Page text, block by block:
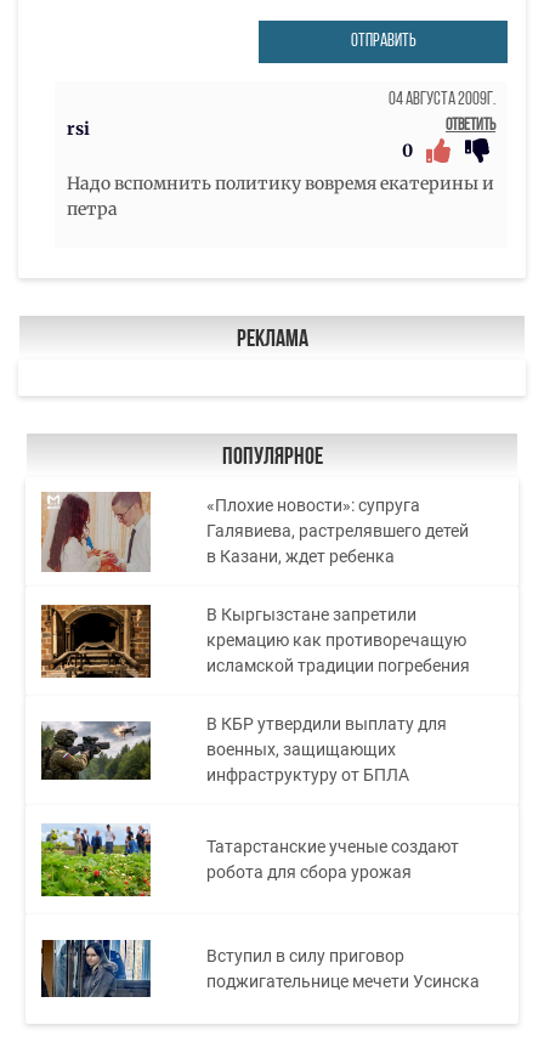
ОТПРАВИТЬ
rsi
04 Августа 2009г.
Ответить
0
Надо вспомнить политику вовремя екатерины и
петра
Реклама
Популярное
«Плохие новости»: супруга
Галявиева, растрелявшего детей
в Казани, ждет ребенка
В Кыргызстане запретили
кремацию как противоречащую
исламской традиции погребения
В КБР утвердили выплату для
военных, защищающих
инфраструктуру от БПЛА
Татарстанские ученые создают
робота для сбора урожая
Вступил в силу приговор
поджигательнице мечети Усинска